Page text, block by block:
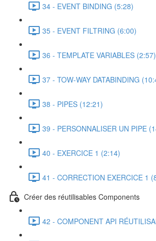
34 - EVENT BINDING (5:28)
35 - EVENT FILTRING (6:00)
36 - TEMPLATE VARIABLES (2:57)
37 - TOW-WAY DATABINDING
38 - PIPES (12:21)
39 - PERSONNALISER UN PIPE
40 - EXERCICE 1 (2:14)
41 - CORRECTION EXERCICE 1
Créer des réutilisables Components
42 - COMPONENT API